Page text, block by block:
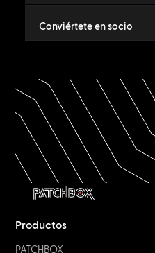
Conviértete en socio
Productos
PATCHBOX